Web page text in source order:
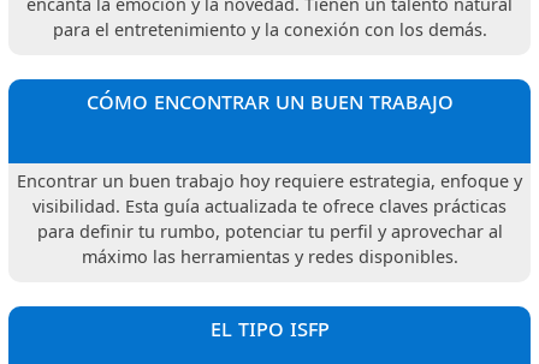
encanta la emoción y la novedad. Tienen un talento natural
para el entretenimiento y la conexión con los demás.
cómo encontrar un buen trabajo
Encontrar un buen trabajo hoy requiere estrategia, enfoque y
visibilidad. Esta guía actualizada te ofrece claves prácticas
para definir tu rumbo, potenciar tu perfil y aprovechar al
máximo las herramientas y redes disponibles.
el tipo isfp